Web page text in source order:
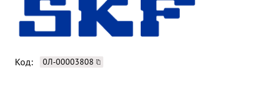
Код: 0Л-00003808